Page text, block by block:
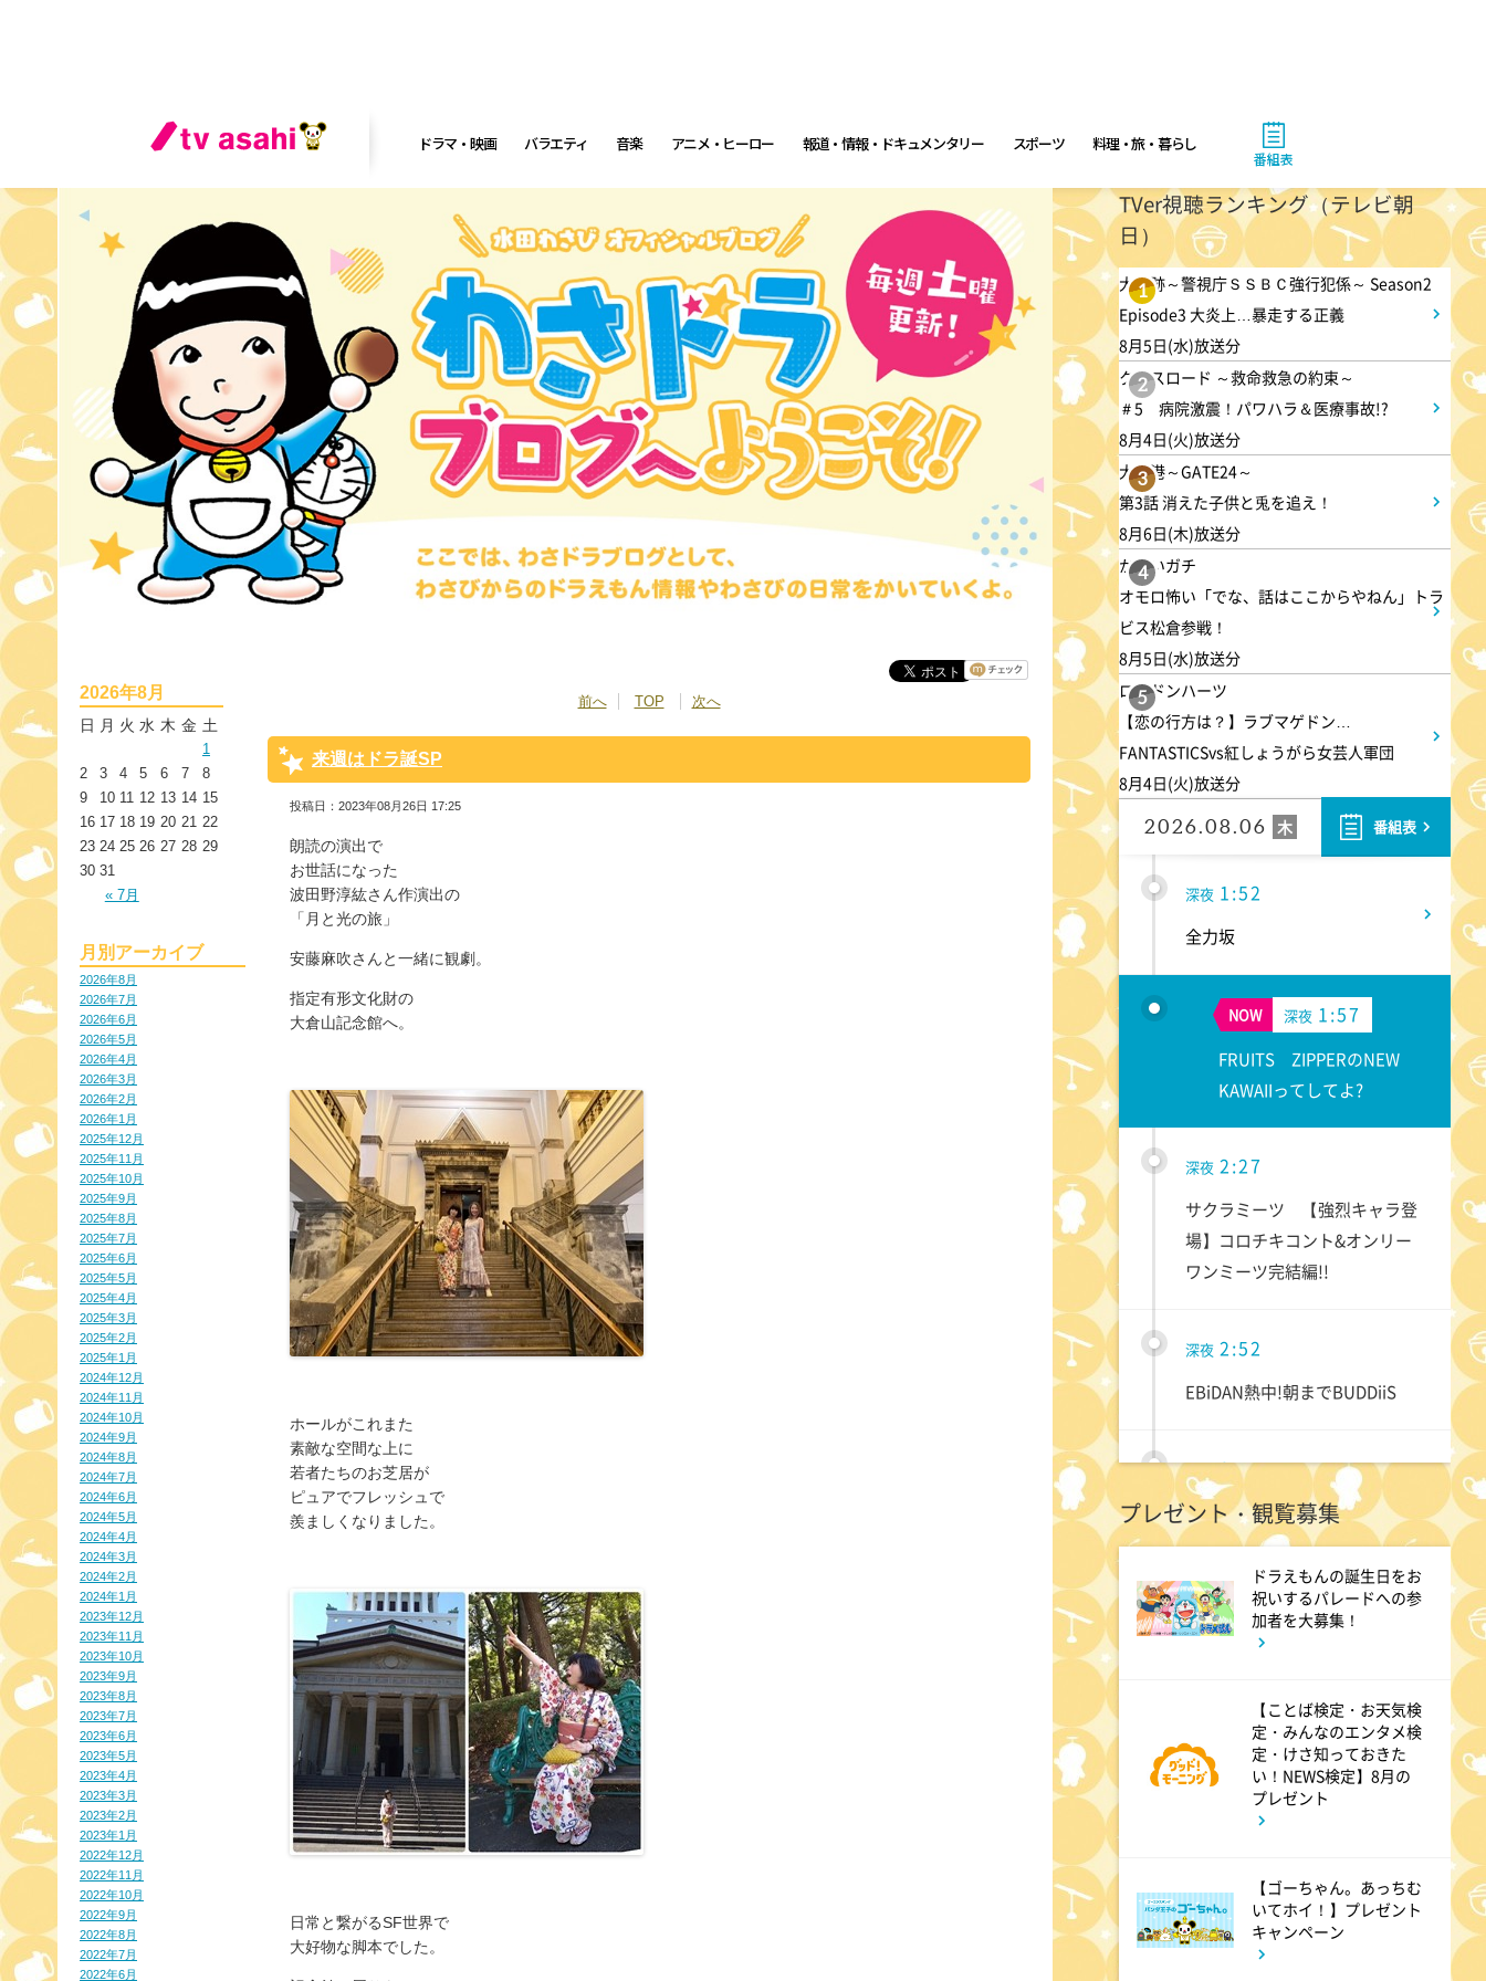
ドラマ・映画 バラエティ 音楽 アニメ・ヒーロー 報道・情報・ドキュメンタリー スポーツ 料理・旅・暮らし
番組表
2026年8月
日 月 火 水 木 金 土
1
2
3 4 5 6 7
8
9
10 11 12 13 14 15
16 17 18 19 20 21 22
23 24 25 26 27 28 29
30 31
« 7月
月別アーカイブ
2026年8月
2026年7月
2026年6月
2026年5月
2026年4月
2026年3月
2026年2月
2026年1月
2025年12月
2025年11月
2025年10月
2025年9月
2025年8月
2025年7月
2025年6月
2025年5月
2025年4月
2025年3月
2025年2月
2025年1月
2024年12月
2024年11月
2024年10月
2024年9月
2024年8月
2024年7月
2024年6月
2024年5月
2024年4月
2024年3月
2024年2月
2024年1月
2023年12月
2023年11月
2023年10月
2023年9月
2023年8月
2023年7月
2023年6月
2023年5月
2023年4月
2023年3月
2023年2月
2023年1月
2022年12月
2022年11月
2022年10月
2022年9月
2022年8月
2022年7月
2022年6月
前へ TOP 次へ
来週はドラ誕SP
投稿日：2023年08月26日 17:25
朗読の演出で
お世話になった
波田野淳紘さん作演出の
「月と光の旅」
安藤麻吹さんと一緒に観劇。
指定有形文化財の
大倉山記念館へ。
ホールがこれまた
素敵な空間な上に
若者たちのお芝居が
ピュアでフレッシュで
羨ましくなりました。
日常と繋がるSF世界で
大好物な脚本でした。
TVer視聴ランキング（テレビ朝
日）
1
大追跡～警視庁ＳＳＢＣ強行犯係～ Season2
Episode3 大炎上…暴走する正義
8月5日(水)放送分
2
クロスロード ～救命救急の約束～
＃5 病院激震！パワハラ＆医療事故!?
8月4日(火)放送分
3
大空港～GATE24～
第3話 消えた子供と兎を追え！
8月6日(木)放送分
4
かまいガチ
オモロ怖い「でな、話はここからやねん」トラ
ビス松倉参戦！
8月5日(水)放送分
5
ロンドンハーツ
【恋の行方は？】ラブマゲドン…
FANTASTICSvs紅しょうがら女芸人軍団
8月4日(火)放送分
2026.08.06 木 番組表
よる 11:40
よる 11:45
アメトーーク! CLUB配信で見
られる懐かし回&傑作回
深夜 0:45
見取り図じゃん 【1人で見
て】小声の会…アノ人が退場で
す
深夜 1:15
あざとくて何が悪いの? 令和
最新!男女の出会いの場「相席
ラウンジ」に潜入調査!
深夜 1:50
テレ朝サマフェスナビ
深夜 1:52
全力坂
NOW 深夜 1:57
FRUITS ZIPPERのNEW
KAWAIIってしてよ?
深夜 2:27
サクラミーツ 【強烈キャラ登
場】コロチキコント&オンリー
ワンミーツ完結編!!
深夜 2:52
EBiDAN熱中!朝までBUDDiiS
深夜 3:17
ドンデコルテ銀次と弱者たちの
鍋会 傑作選
深夜 3:37
深夜 3:45
ショッピングなう
プレゼント・観覧募集
ドラえもんの誕生日をお
祝いするパレードへの参
加者を大募集！
【ことば検定・お天気検
定・みんなのエンタメ検
定・けさ知っておきた
い！NEWS検定】8月の
プレゼント
【ゴーちゃん。あっちむ
いてホイ！】プレゼント
キャンペーン